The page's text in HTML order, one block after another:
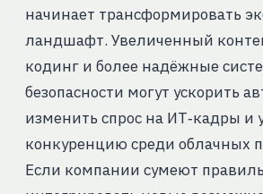
начинает трансформировать
ландшафт. Увеличенный
кодинг и более надёжные
безопасности могут ускорить
изменить спрос на ИТ‑кадры и
конкуренцию среди облачных
Если компании сумеют